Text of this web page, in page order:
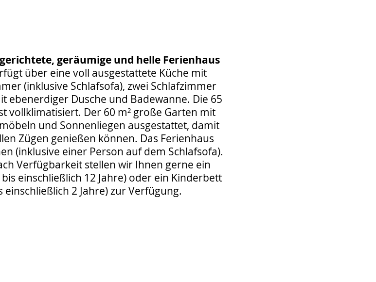
geräumige und helle Ferienhaus
über eine voll ausgestattete Küche mit
(inklusive Schlafsofa), zwei Schlafzimmer
ebenerdiger Dusche und Badewanne. Die 65
vollklimatisiert. Der 60 m² große Garten mit
und Sonnenliegen ausgestattet, damit
Zügen genießen können. Das Ferienhaus
(inklusive einer Person auf dem Schlafsofa).
Verfügbarkeit stellen wir Ihnen gerne ein
einschließlich 12 Jahre) oder ein Kinderbett
einschließlich 2 Jahre) zur Verfügung.